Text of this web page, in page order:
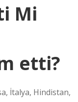
Mi
etti?
İtalya, Hindistan,